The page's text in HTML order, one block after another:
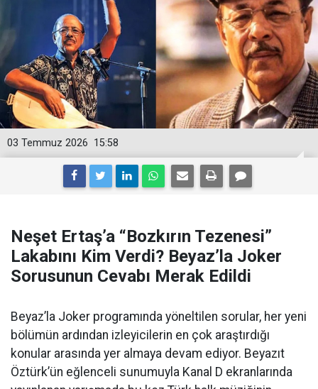
15:58
03 Temmuz 2026
Neşet Ertaş’a “Bozkırın Tezenesi”
Lakabını Kim Verdi? Beyaz’la Joker
Sorusunun Cevabı Merak Edildi
Beyaz’la Joker programında yöneltilen sorular, her yeni
bölümün ardından izleyicilerin en çok araştırdığı
konular arasında yer almaya devam ediyor. Beyazıt
Öztürk’ün eğlenceli sunumuyla Kanal D ekranlarında